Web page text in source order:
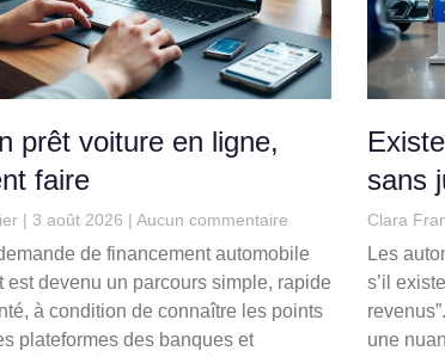
prêt voiture en ligne,
faire
3 août 2026 Aucun commentaire
de financement automobile
est devenu un parcours simple, rapide
à condition de connaître les points
plateformes des banques et
sans
Clara
Les
s’il
une